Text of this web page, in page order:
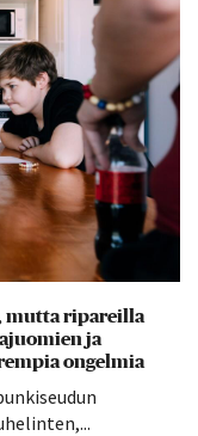
mutta ripareilla
ja
ongelmia